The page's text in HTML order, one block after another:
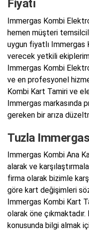
Fiyatı
Immergas Kombi
hemen müşteri
uygun fiyatlı Immergas
verecek yetkili
Immergas Kombi
ve en profesyonel
Kombi Kart Tamiri ve
Immergas markasında
gereken bir arıza
Tuzla
Immergas Kombi Ana
alarak ve
firma olarak bizimle
göre kart değişimleri
Immergas Kombi Kart
olarak öne
konusunda bilgi almak